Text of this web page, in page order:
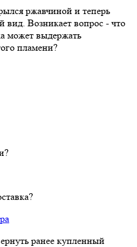
ржавчиной и теперь
вид. Возникает вопрос - что
может выдержать
пламени?
ранее купленный